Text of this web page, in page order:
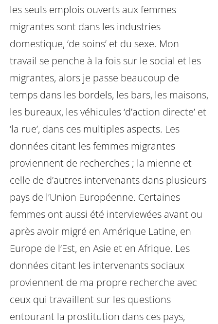
les seuls emplois ouverts aux femmes
migrantes sont dans les industries
domestique, ‘de soins’ et du sexe. Mon
travail se penche à la fois sur le social et les
migrantes, alors je passe beaucoup de
temps dans les bordels, les bars, les maisons,
les bureaux, les véhicules ‘d’action directe’ et
‘la rue’, dans ces multiples aspects. Les
données citant les femmes migrantes
proviennent de recherches ; la mienne et
celle de d’autres intervenants dans plusieurs
pays de l’Union Européenne. Certaines
femmes ont aussi été interviewées avant ou
après avoir migré en Amérique Latine, en
Europe de l’Est, en Asie et en Afrique. Les
données citant les intervenants sociaux
proviennent de ma propre recherche avec
ceux qui travaillent sur les questions
entourant la prostitution dans ces pays,